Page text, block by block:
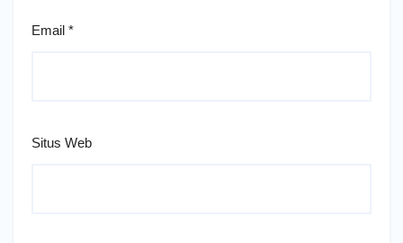
Email *
Situs Web